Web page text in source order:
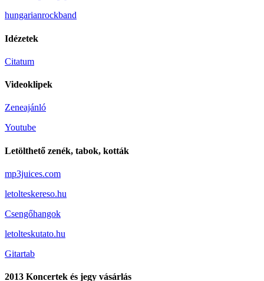
hungarianrockband
Idézetek
Citatum
Videoklipek
Zeneajánló
Youtube
Letölthető zenék, tabok, kották
mp3juices.com
letolteskereso.hu
Csengőhangok
letolteskutato.hu
Gitartab
2013 Koncertek és jegy vásárlás